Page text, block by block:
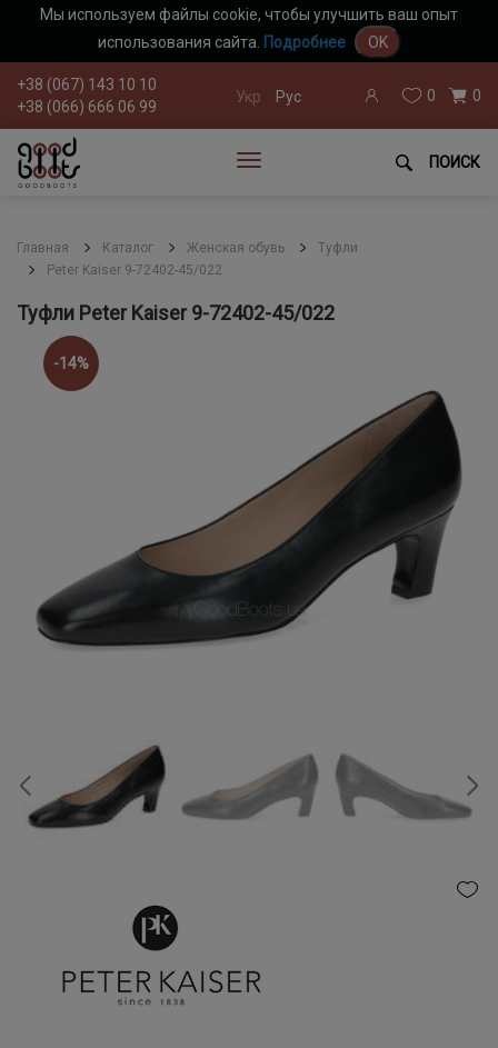
Мы используем файлы cookie, чтобы улучшить ваш опыт
использования сайта. Подробнее OK
+38 (067) 143 10 10
+38 (066) 666 06 99
Укр Рус 0 0
ПОИСК
Главная Каталог Женская обувь
Туфли
Peter Kaiser 9-72402-45/022
Туфли Peter Kaiser 9-72402-45/022
-14%